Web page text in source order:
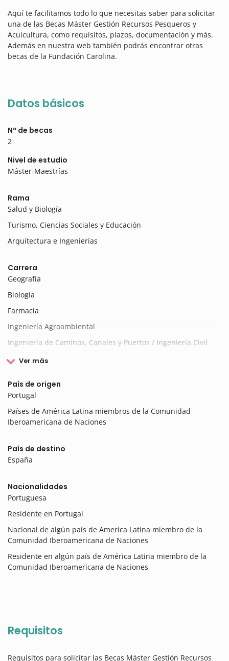
Aquí te facilitamos todo lo que necesitas saber para solicitar
una de las Becas Máster Gestión Recursos Pesqueros y
Acuicultura, como requisitos, plazos, documentación y más.
Además en nuestra web también podrás encontrar otras
becas de la Fundación Carolina.
Datos básicos
Nº de becas
2
Nivel de estudio
Máster-Maestrías
Rama
Salud y Biología
Turismo, Ciencias Sociales y Educación
Arquitectura e Ingenierías
Carrera
Geografía
Biología
Farmacia
Ingeniería Agroambiental
Ingeniería de Caminos, Canales y Puertos / Ingeniería Civil
Ver más
País de origen
Portugal
Países de América Latina miembros de la Comunidad
Iberoamericana de Naciones
País de destino
España
Nacionalidades
Portuguesa
Residente en Portugal
Nacional de algún país de America Latina miembro de la
Comunidad Iberoamericana de Naciones
Residente en algún país de América Latina miembro de la
Comunidad Iberoamericana de Naciones
Requisitos
Requisitos para solicitar las Becas Máster Gestión Recursos